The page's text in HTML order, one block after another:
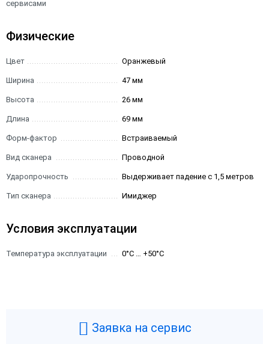
сервисами
Физические
Цвет Оранжевый
Ширина 47 мм
Высота 26 мм
Длина 69 мм
Форм-фактор Встраиваемый
Вид сканера Проводной
Ударопрочность Выдерживает падение с 1,5 метров
Тип сканера Имиджер
Условия эксплуатации
Температура эксплуатации 0°C … +50°C
Заявка на сервис